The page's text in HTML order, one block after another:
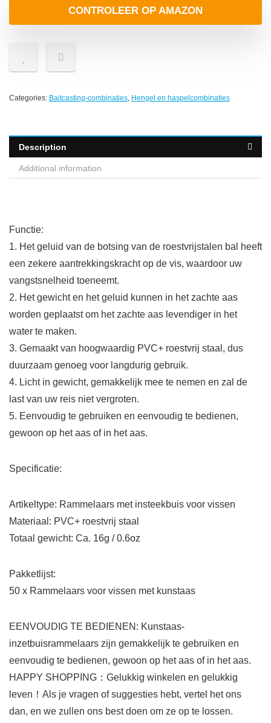
CONTROLEER OP AMAZON
Categories: Baitcasting-combinaties, Hengel en haspelcombinaties
Description
Additional information
Functie:
1. Het geluid van de botsing van de roestvrijstalen bal heeft
een zekere aantrekkingskracht op de vis, waardoor uw
vangstsnelheid toeneemt.
2. Het gewicht en het geluid kunnen in het zachte aas
worden geplaatst om het zachte aas levendiger in het
water te maken.
3. Gemaakt van hoogwaardig PVC+ roestvrij staal, dus
duurzaam genoeg voor langdurig gebruik.
4. Licht in gewicht, gemakkelijk mee te nemen en zal de
last van uw reis niet vergroten.
5. Eenvoudig te gebruiken en eenvoudig te bedienen,
gewoon op het aas of in het aas.
Specificatie:
Artikeltype: Rammelaars met insteekbuis voor vissen
Materiaal: PVC+ roestvrij staal
Totaal gewicht: Ca. 16g / 0.6oz
Pakketlijst:
50 x Rammelaars voor vissen met kunstaas
EENVOUDIG TE BEDIENEN: Kunstaas-
inzetbuisrammelaars zijn gemakkelijk te gebruiken en
eenvoudig te bedienen, gewoon op het aas of in het aas.
HAPPY SHOPPING：Gelukkig winkelen en gelukkig
leven！Als je vragen of suggesties hebt, vertel het ons
dan, en we zullen ons best doen om ze op te lossen.